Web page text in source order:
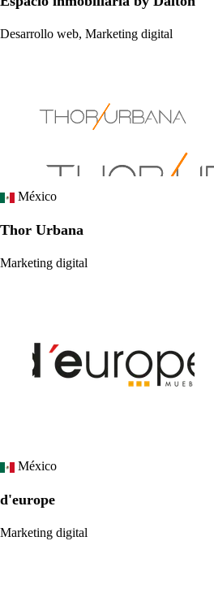
Desarrollo web, Marketing digital
México
Thor Urbana
Marketing digital
México
d'europe
Marketing digital